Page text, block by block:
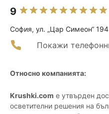
9
София, ул. „Цар Симеон“ 194
Покажи
Относно компанията:
Krushki.com е утвърден
осветителни решения на